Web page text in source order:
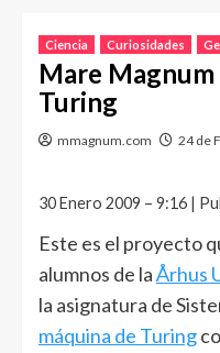
Ciencia Curiosidades
Mare
Turing
mmagnum.com 24 de
30 Enero 2009 – 9:16 |
Este es el proyecto
alumnos de laÅrhus
la asignatura de
máquina de Turing